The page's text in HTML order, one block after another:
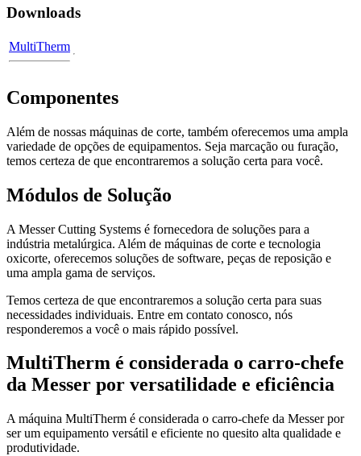
Downloads
MultiTherm
Componentes
Além de nossas máquinas de corte, também oferecemos uma ampla
variedade de opções de equipamentos. Seja marcação ou furação,
temos certeza de que encontraremos a solução certa para você.
Módulos de Solução
A Messer Cutting Systems é fornecedora de soluções para a
indústria metalúrgica. Além de máquinas de corte e tecnologia
oxicorte, oferecemos soluções de software, peças de reposição e
uma ampla gama de serviços.
Temos certeza de que encontraremos a solução certa para suas
necessidades individuais. Entre em contato conosco, nós
responderemos a você o mais rápido possível.
MultiTherm é considerada o carro-chefe
da Messer por versatilidade e eficiência
A máquina MultiTherm é considerada o carro-chefe da Messer por
ser um equipamento versátil e eficiente no quesito alta qualidade e
produtividade.